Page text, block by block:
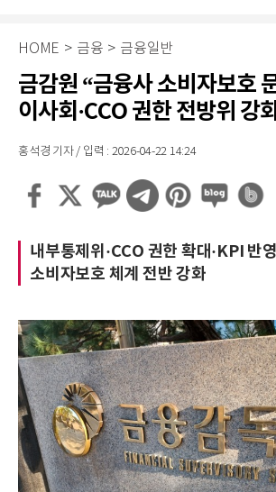
HOME > 금융 > 금융일반
금감원 “금융사 소비자보호
이사회·CCO 권한 전방위 강
홍석경 기자 / 입력 : 2026-04-22 14:24
내부통제위·CCO 권한 확대·KPI 반
소비자보호 체계 전반 강화